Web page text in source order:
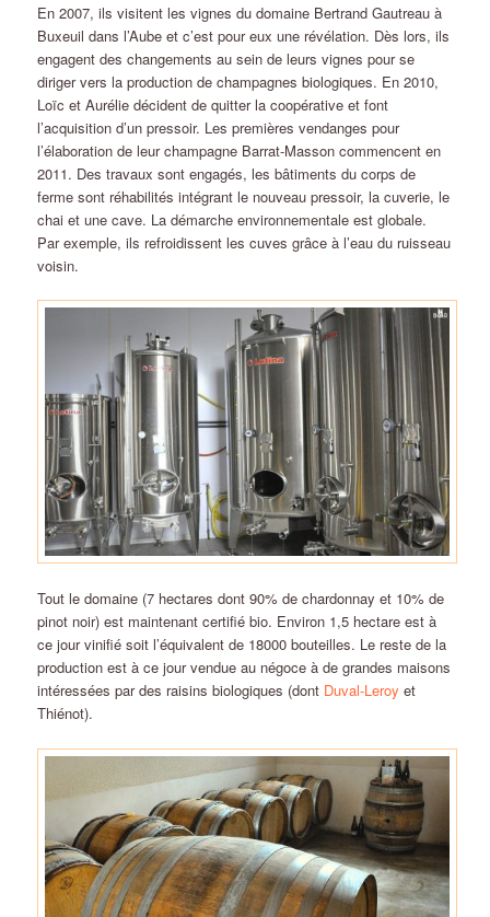
En 2007, ils visitent les vignes du domaine Bertrand Gautreau à
Buxeuil dans l’Aube et c’est pour eux une révélation. Dès lors, ils
engagent des changements au sein de leurs vignes pour se
diriger vers la production de champagnes biologiques. En 2010,
Loïc et Aurélie décident de quitter la coopérative et font
l’acquisition d’un pressoir. Les premières vendanges pour
l’élaboration de leur champagne Barrat-Masson commencent en
2011. Des travaux sont engagés, les bâtiments du corps de
ferme sont réhabilités intégrant le nouveau pressoir, la cuverie, le
chai et une cave. La démarche environnementale est globale.
Par exemple, ils refroidissent les cuves grâce à l’eau du ruisseau
voisin.
Tout le domaine (7 hectares dont 90% de chardonnay et 10% de
pinot noir) est maintenant certifié bio. Environ 1,5 hectare est à
ce jour vinifié soit l’équivalent de 18000 bouteilles. Le reste de la
production est à ce jour vendue au négoce à de grandes maisons
intéressées par des raisins biologiques (dont Duval-Leroy et
Thiénot).